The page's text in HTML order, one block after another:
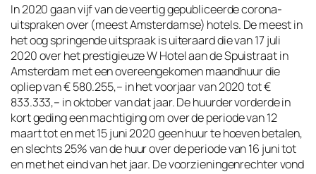
In 2020 gaan vijf van de veertig gepubliceerde corona-
uitspraken over (meest Amsterdamse) hotels. De meest in
het oog springende uitspraak is uiteraard die van 17 juli
2020 over het prestigieuze W Hotel aan de Spuistraat in
Amsterdam met een overeengekomen maandhuur die
opliep van € 580.255,– in het voorjaar van 2020 tot €
833.333,– in oktober van dat jaar. De huurder vorderde in
kort geding een machtiging om over de periode van 12
maart tot en met 15 juni 2020 geen huur te hoeven betalen,
en slechts 25% van de huur over de periode van 16 juni tot
en met het eind van het jaar. De voorzieningenrechter vond